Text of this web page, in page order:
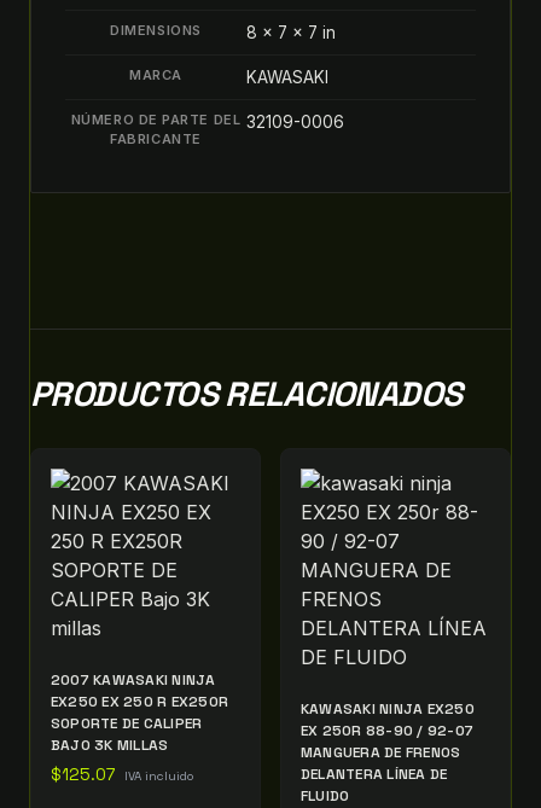
quantity
DIMENSIONS 8 × 7 × 7 in
MARCA KAWASAKI
NÚMERO DE PARTE DEL
FABRICANTE
32109-0006
PRODUCTOS RELACIONADOS
2007 KAWASAKI NINJA
EX250 EX 250 R EX250R
SOPORTE DE CALIPER
BAJO 3K MILLAS
$125.07 IVA incluido
KAWASAKI NINJA EX250
EX 250R 88-90 / 92-07
MANGUERA DE FRENOS
DELANTERA LÍNEA DE
FLUIDO